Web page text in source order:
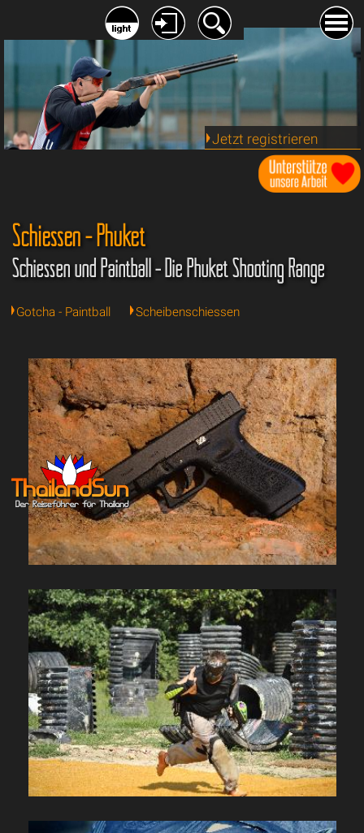
Jetzt registrieren
Schiessen - Phuket
Schiessen und Paintball - Die Phuket Shooting Range
Gotcha - Paintball Scheibenschiessen